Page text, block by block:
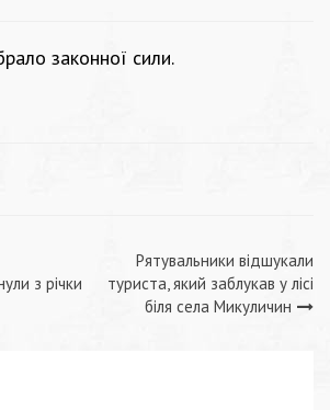
законної сили.
з річки
Рятувальники відшукали
туриста, який заблукав у лісі
біля села Микуличин